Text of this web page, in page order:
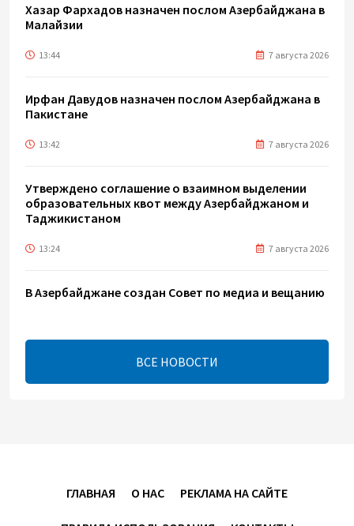
Хазар Фархадов назначен послом Азербайджана в
Малайзии
13:44 7 августа 2026
Ирфан Давудов назначен послом Азербайджана в
Пакистане
13:42 7 августа 2026
Утверждено соглашение о взаимном выделении
образовательных квот между Азербайджаном и
Таджикистаном
13:24 7 августа 2026
В Азербайджане создан Совет по медиа и вещанию
13:16 7 августа 2026
ЕАЭС расширяет финансовый рынок и вводит
ВСЕ НОВОСТИ
ГЛАВНАЯ О НАС РЕКЛАМА НА САЙТЕ